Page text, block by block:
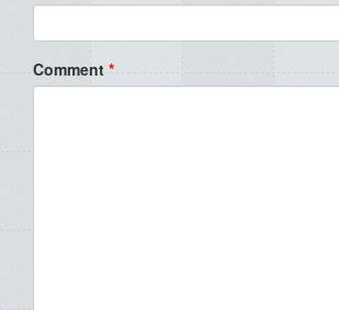
Comment *